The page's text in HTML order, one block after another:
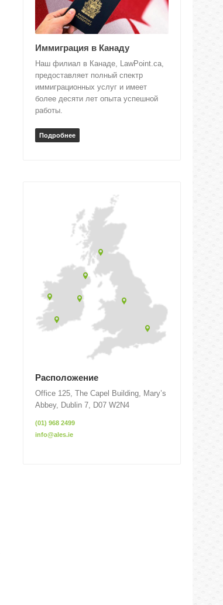
Иммиграция в Канаду
Наш филиал в Канаде, LawPoint.ca,
предоставляет полный спектр
иммиграционных услуг и имеет
более десяти лет опыта успешной
работы.
Подробнее
Расположение
Office 125, The Capel Building, Mary’s
Abbey, Dublin 7, D07 W2N4
(01) 968 2499
info@ales.ie